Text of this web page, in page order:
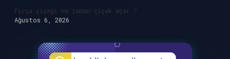
Fırça çiçeği ne zaman çiçek açar ?
Ağustos 6, 2026